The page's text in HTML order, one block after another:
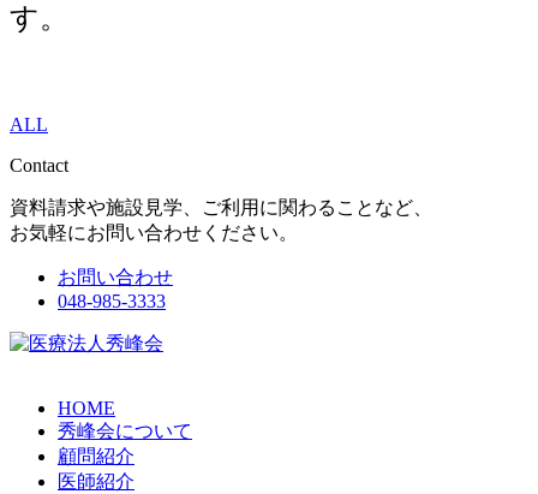
す。
ALL
Contact
資料請求や施設見学、ご利用に関わることなど、
お気軽にお問い合わせください。
お問い合わせ
048-985-3333
HOME
秀峰会について
顧問紹介
医師紹介